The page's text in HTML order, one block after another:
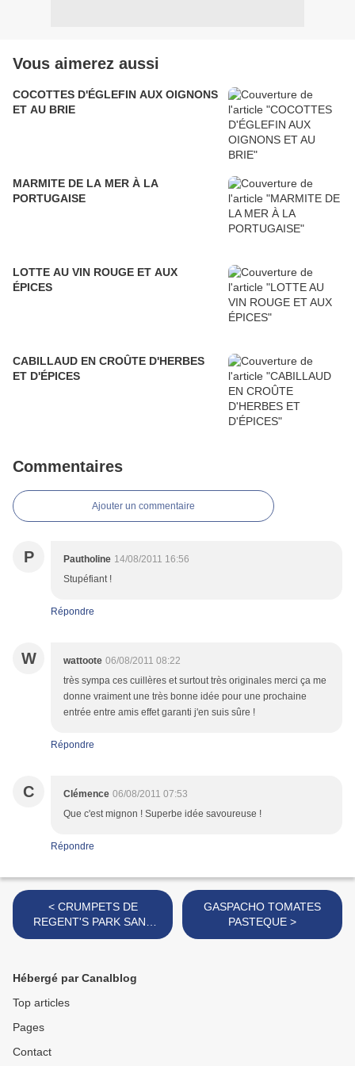
Vous aimerez aussi
COCOTTES D'ÉGLEFIN AUX OIGNONS
ET AU BRIE
MARMITE DE LA MER À LA
PORTUGAISE
LOTTE AU VIN ROUGE ET AUX
ÉPICES
CABILLAUD EN CROÛTE D'HERBES
ET D'ÉPICES
Commentaires
Ajouter un commentaire
P Pautholine 14/08/2011 16:56
Stupéfiant !
Répondre
W wattoote 06/08/2011 08:22
très sympa ces cuillères et surtout très originales merci ça me
donne vraiment une très bonne idée pour une prochaine
entrée entre amis effet garanti j'en suis sûre !
Répondre
C Clémence 06/08/2011 07:53
Que c'est mignon ! Superbe idée savoureuse !
Répondre
< CRUMPETS DE
REGENT'S PARK SANS
CULPABILISER
GASPACHO TOMATES
PASTEQUE >
Hébergé par Canalblog
Top articles
Pages
Contact